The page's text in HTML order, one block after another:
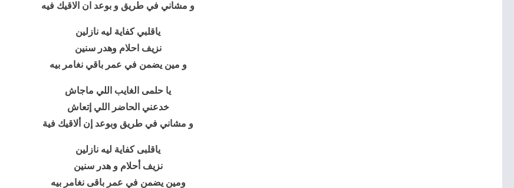
و مشاني في طريق و بوعد ان الاقيك فيه
ياقلبي كفاية ليه نازلين
نزيف احلام وهدر سنين
و مين يضمن في عمر باقي نغامر بيه
يا حلمى الغايب اللي ماجاش
خدعني الحاضر اللي إتعاش
و مشاني في طريق وبوعد إن ألاقيك فية
ياقلبى كفاية ليه نازلين
نزيف أحلام و هدر سنين
ومين يضمن في عمر باقى نغامر بيه